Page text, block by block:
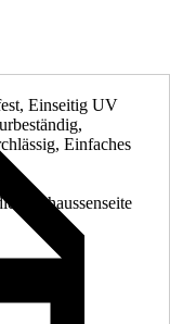
Einseitig UV
Einfaches
Dachaussenseite